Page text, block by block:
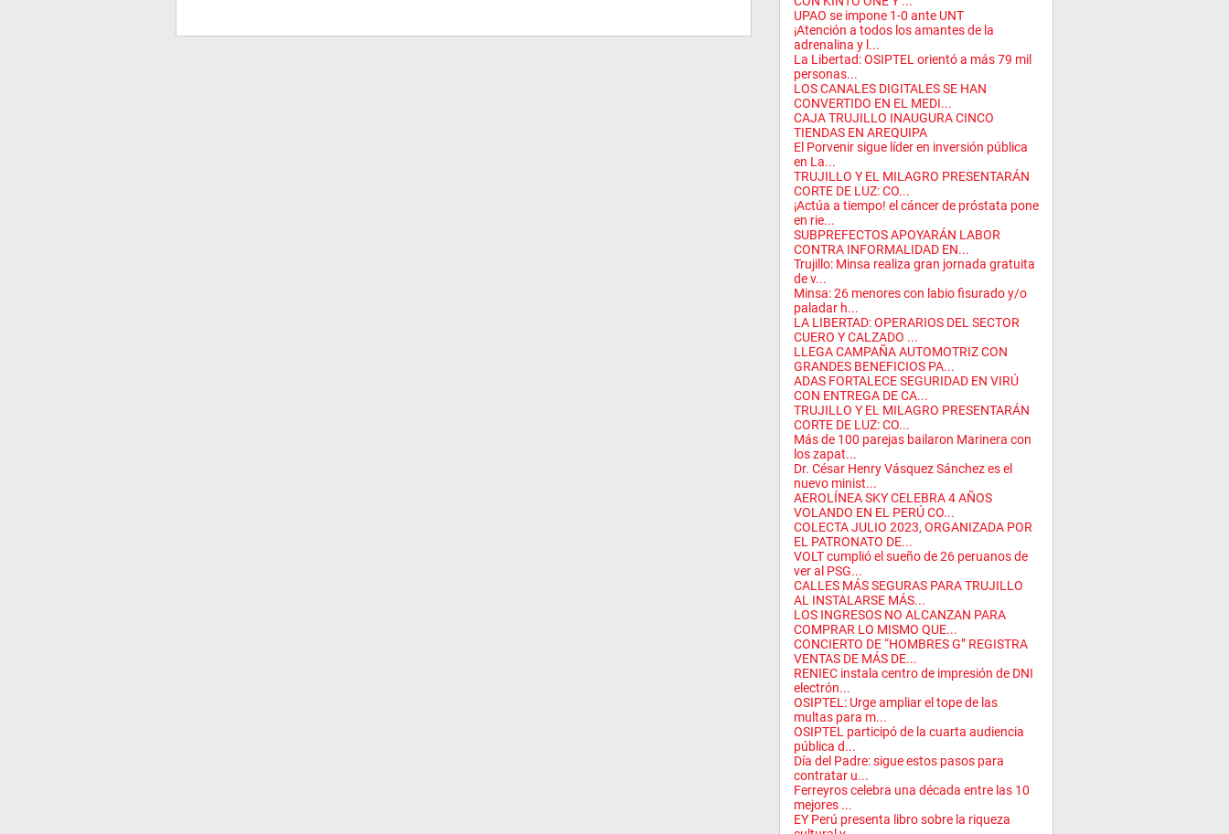
UPAO se impone 1-0 ante UNT
¡Atención a todos los amantes de la
adrenalina y l...
La Libertad: OSIPTEL orientó a más 79 mil
personas...
LOS CANALES DIGITALES SE HAN
CONVERTIDO EN EL MEDI...
CAJA TRUJILLO INAUGURA CINCO
TIENDAS EN AREQUIPA
El Porvenir sigue líder en inversión pública
en La...
TRUJILLO Y EL MILAGRO PRESENTARÁN
CORTE DE LUZ: CO...
¡Actúa a tiempo! el cáncer de próstata pone
en rie...
SUBPREFECTOS APOYARÁN LABOR
CONTRA INFORMALIDAD EN...
Trujillo: Minsa realiza gran jornada gratuita
de v...
Minsa: 26 menores con labio fisurado y/o
paladar h...
LA LIBERTAD: OPERARIOS DEL SECTOR
CUERO Y CALZADO ...
LLEGA CAMPAÑA AUTOMOTRIZ CON
GRANDES BENEFICIOS PA...
ADAS FORTALECE SEGURIDAD EN VIRÚ
CON ENTREGA DE CA...
TRUJILLO Y EL MILAGRO PRESENTARÁN
CORTE DE LUZ: CO...
Más de 100 parejas bailaron Marinera con
los zapat...
Dr. César Henry Vásquez Sánchez es el
nuevo minist...
AEROLÍNEA SKY CELEBRA 4 AÑOS
VOLANDO EN EL PERÚ CO...
COLECTA JULIO 2023, ORGANIZADA POR
EL PATRONATO DE...
VOLT cumplió el sueño de 26 peruanos de
ver al PSG...
CALLES MÁS SEGURAS PARA TRUJILLO
AL INSTALARSE MÁS...
LOS INGRESOS NO ALCANZAN PARA
COMPRAR LO MISMO QUE...
CONCIERTO DE “HOMBRES G” REGISTRA
VENTAS DE MÁS DE...
RENIEC instala centro de impresión de DNI
electrón...
OSIPTEL: Urge ampliar el tope de las
multas para m...
OSIPTEL participó de la cuarta audiencia
pública d...
Día del Padre: sigue estos pasos para
contratar u...
Ferreyros celebra una década entre las 10
mejores ...
EY Perú presenta libro sobre la riqueza